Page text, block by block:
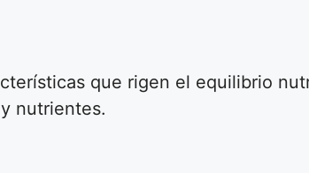
que rigen el equilibrio
nutrientes.